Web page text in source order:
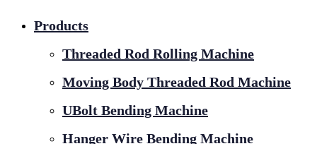
Products
Threaded Rod Rolling Machine
Moving Body Threaded Rod Machine
UBolt Bending Machine
Hanger Wire Bending Machine